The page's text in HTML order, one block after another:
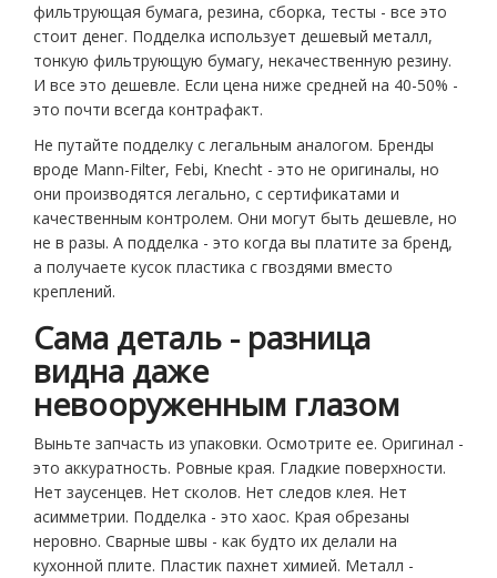
фильтрующая бумага, резина, сборка, тесты - все это
стоит денег. Подделка использует дешевый металл,
тонкую фильтрующую бумагу, некачественную резину.
И все это дешевле. Если цена ниже средней на 40-50% -
это почти всегда контрафакт.
Не путайте подделку с легальным аналогом. Бренды
вроде Mann-Filter, Febi, Knecht - это не оригиналы, но
они производятся легально, с сертификатами и
качественным контролем. Они могут быть дешевле, но
не в разы. А подделка - это когда вы платите за бренд,
а получаете кусок пластика с гвоздями вместо
креплений.
Сама деталь - разница
видна даже
невооруженным глазом
Выньте запчасть из упаковки. Осмотрите ее. Оригинал -
это аккуратность. Ровные края. Гладкие поверхности.
Нет заусенцев. Нет сколов. Нет следов клея. Нет
асимметрии. Подделка - это хаос. Края обрезаны
неровно. Сварные швы - как будто их делали на
кухонной плите. Пластик пахнет химией. Металл -